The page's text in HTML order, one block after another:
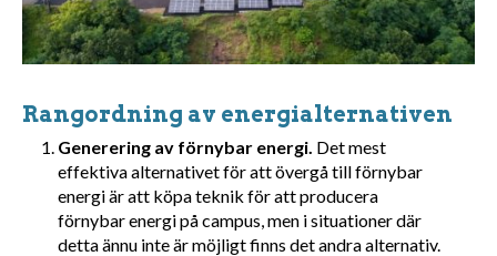
Rangordning av energialternativen
Generering av förnybar energi. Det mest
effektiva alternativet för att övergå till förnybar
energi är att köpa teknik för att producera
förnybar energi på campus, men i situationer där
detta ännu inte är möjligt finns det andra alternativ.